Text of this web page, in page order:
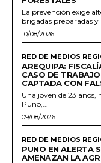
La prevención exige
brigadas preparadas y
10/08/2026
RED DE MEDIOS
AREQUIPA:
CASO DE
CAPTADA CON
Una joven de 23 años,
Puno,...
09/08/2026
RED DE MEDIOS
PUNO EN ALERTA
AMENAZAN LA